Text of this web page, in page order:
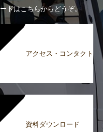
ドはこちらからどうぞ。
アクセス・コンタクト
資料ダウンロード